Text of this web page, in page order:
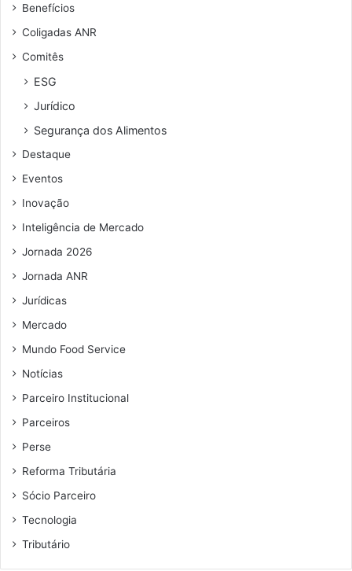
Benefícios
Coligadas ANR
Comitês
ESG
Jurídico
Segurança dos Alimentos
Destaque
Eventos
Inovação
Inteligência de Mercado
Jornada 2026
Jornada ANR
Jurídicas
Mercado
Mundo Food Service
Notícias
Parceiro Institucional
Parceiros
Perse
Reforma Tributária
Sócio Parceiro
Tecnologia
Tributário